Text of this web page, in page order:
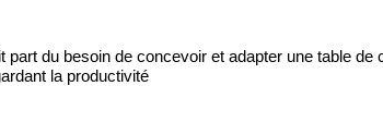
part du besoin de concevoir et adapter une table
la productivité